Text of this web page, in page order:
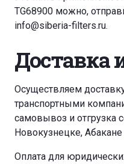
TG68900 можно,
info@siberia-filters.ru.
Доставка
Осуществляем
транспортными
самовывоз и отгрузка
Новокузнецке,
Оплата для